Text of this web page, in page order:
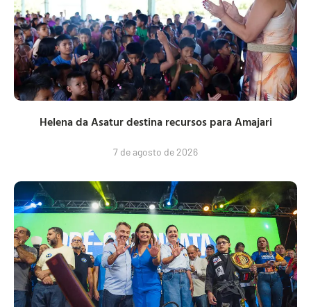
Helena da Asatur destina recursos para Amajari
7 de agosto de 2026